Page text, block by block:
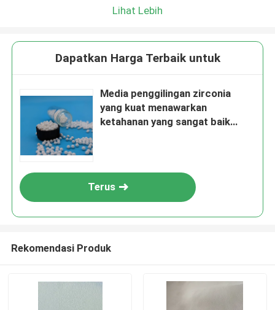
Lihat Lebih
Dapatkan Harga Terbaik untuk
Media penggilingan zirconia
yang kuat menawarkan
ketahanan yang sangat baik
Terus
Rekomendasi Produk